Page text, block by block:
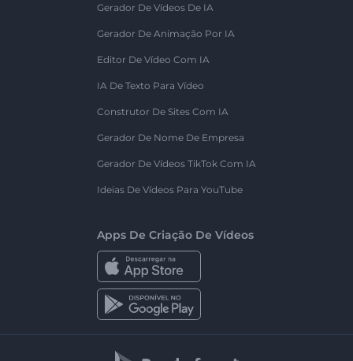
Gerador De Vídeos De IA
Gerador De Animação Por IA
Editor De Vídeo Com IA
IA De Texto Para Vídeo
Construtor De Sites Com IA
Gerador De Nome De Empresa
Gerador De Vídeos TikTok Com IA
Ideias De Vídeos Para YouTube
Apps De Criação De Vídeos